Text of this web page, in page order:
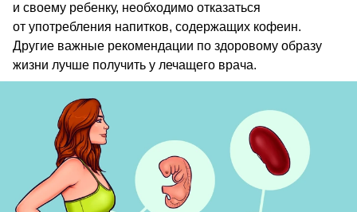
и своему ребенку, необходимо отказаться
от употребления напитков, содержащих кофеин.
Другие важные рекомендации по здоровому образу
жизни лучше получить у лечащего врача.